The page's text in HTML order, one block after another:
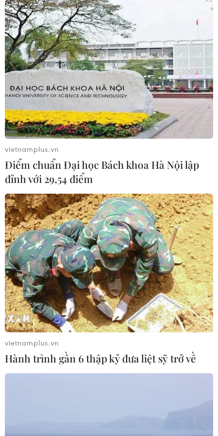
Thái Lan xây dựng tiêu chuẩn an
toàn trường học quốc gia sau vụ xả
súng
09/08/2026 02:26
Khủng hoảng nắng nóng đẩy 34 tỉnh
của Pháp vào mức nguy cơ cháy
rừng cao
08/08/2026 23:59
Những lý do khiến du khách Ấn Độ
chuyển hướng sang Việt Nam
08/08/2026 23:58
Cộng hòa Dân chủ Congo ghi nhận
hơn 300 trẻ em tử vong do Ebola
08/08/2026 15:21
Đà Nẵng: Hỗ trợ 700 triệu đồng cho
đồng bào nghèo xã Hùng Sơn
vietnamplus.vn
Điểm chuẩn Đại học Bách khoa Hà Nội lập
đỉnh với 29,54 điểm
vietnamplus.vn
Hành trình gần 6 thập kỷ đưa liệt sỹ trở về